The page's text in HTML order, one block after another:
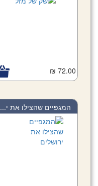
72.00 ₪
המגפיים שהצילו את י...